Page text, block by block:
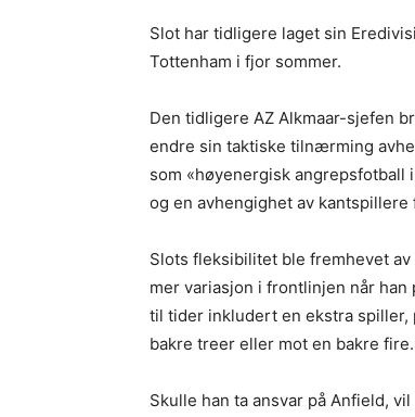
Slot har tidligere laget sin
Tottenham i fjor sommer.
Den tidligere AZ Alkmaar-sjefen
endre sin taktiske tilnærming
som «høyenergisk
og en avhengighet av kantspillere
Slots fleksibilitet ble fremhevet av
mer variasjon i frontlinjen når
til tider inkludert en ekstra spiller,
bakre treer eller mot en bakre
Skulle han ta ansvar på Anfield,